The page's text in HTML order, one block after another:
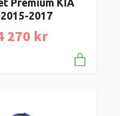
Premium KIA
2017
270 kr